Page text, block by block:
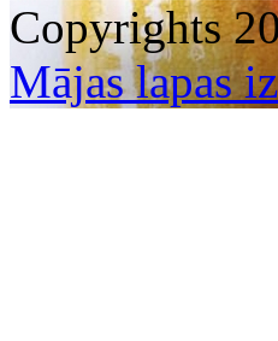
Copyrights
Mājas lapas